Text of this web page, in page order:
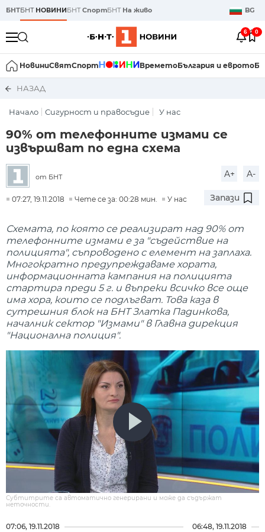
БНТБНТ НОВИНИБНТСпортБНТ На живо BG
6 0
НовиниСвятСпорт ВреметоБългария и еврото
НАЗАД
Начало Сигурност и правосъдие У нас
90% от телефонните измами се
извършват по една схема
от БНТ A+ A-
07:27, 19.11.2018 Чете се за: 00:28 мин. У нас Запази
Схемата, по която се реализират над 90% от
телефонните измами е за "съдействие на
полицията", съпроводено с елемент на заплаха.
Многократно предупреждаваме хората,
информационната кампания на полицията
стартира преди 5 г. и въпреки всичко все още
има хора, които се подлъгват. Това каза в
сутрешния блок на БНТ Златка Падинкова,
началник сектор "Измами" в Главна дирекция
"Национална полиция".
Субтитрите са автоматично генерирани и може да съдържат
неточности.
07:06, 19.11.2018 06:48, 19.11.2018